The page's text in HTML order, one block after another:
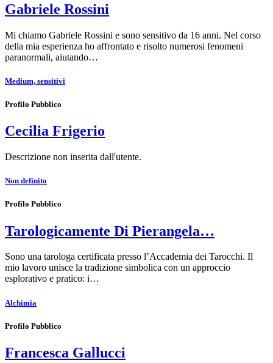
Gabriele Rossini
Mi chiamo Gabriele Rossini e sono sensitivo da 16 anni. Nel corso
della mia esperienza ho affrontato e risolto numerosi fenomeni
paranormali, aiutando…
Medium, sensitivi
Profilo Pubblico
Cecilia Frigerio
Descrizione non inserita dall'utente.
Non definito
Profilo Pubblico
Tarologicamente Di Pierangela…
Sono una tarologa certificata presso l’Accademia dei Tarocchi. Il
mio lavoro unisce la tradizione simbolica con un approccio
esplorativo e pratico: i…
Alchimia
Profilo Pubblico
Francesca Gallucci